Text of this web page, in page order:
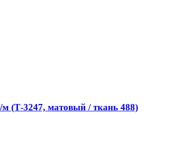
(Т-3247, матовый / ткань 488)